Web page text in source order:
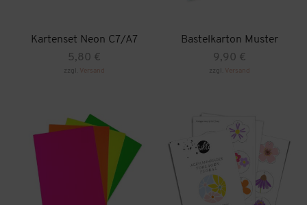
Kartenset Neon C7/A7
5,80 €
zzgl. Versand
Bastelkarton Muster
9,90 €
zzgl. Versand